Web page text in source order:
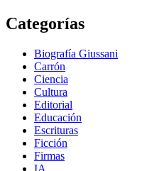
Categorías
Biografía Giussani
Carrón
Ciencia
Cultura
Editorial
Educación
Escrituras
Ficción
Firmas
IA